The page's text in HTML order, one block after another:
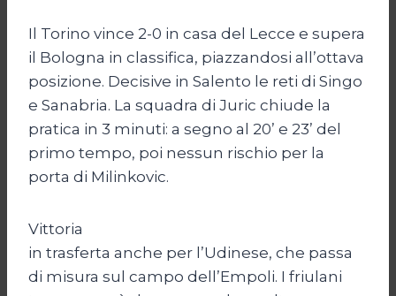
Il Torino vince 2-0 in casa del Lecce e supera
il Bologna in classifica, piazzandosi all’ottava
posizione. Decisive in Salento le reti di Singo
e Sanabria. La squadra di Juric chiude la
pratica in 3 minuti: a segno al 20’ e 23’ del
primo tempo, poi nessun rischio per la
porta di Milinkovic.
Vittoria
in trasferta anche per l’Udinese, che passa
di misura sul campo dell’Empoli. I friulani